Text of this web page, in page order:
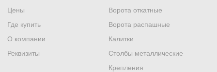
Цены
Где купить
О компании
Реквизиты
Ворота откатные
Ворота распашные
Калитки
Столбы металлические
Крепления